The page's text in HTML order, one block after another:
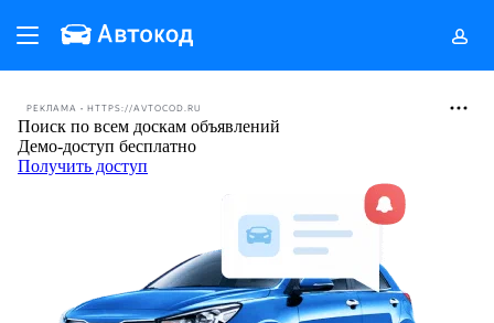
РЕКЛАМА • HTTPS://AVTOCOD.RU